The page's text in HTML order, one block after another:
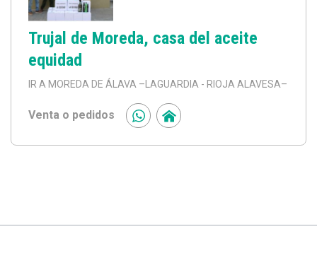
Trujal de Moreda, casa del aceite
equidad
IR A MOREDA DE ÁLAVA –LAGUARDIA - RIOJA ALAVESA–
Venta o pedidos